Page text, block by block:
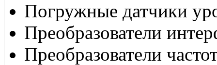
Погружные датчики
Преобразователи
Преобразователи